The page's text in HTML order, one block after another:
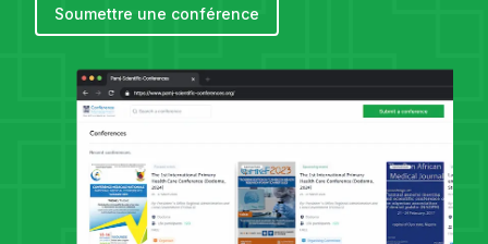
Soumettre une conférence